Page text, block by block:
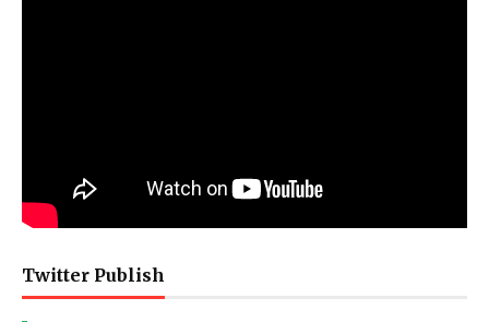
Twitter Publish